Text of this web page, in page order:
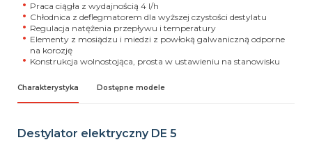
Praca ciągła z wydajnością 4 l/h
Chłodnica z deflegmatorem dla wyższej czystości destylatu
Regulacja natężenia przepływu i temperatury
Elementy z mosiądzu i miedzi z powłoką galwaniczną odporne
na korozję
Konstrukcja wolnostojąca, prosta w ustawieniu na stanowisku
Charakterystyka Dostępne modele
Destylator elektryczny DE 5